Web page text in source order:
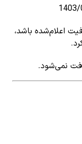
اعلام‌شده باشد،